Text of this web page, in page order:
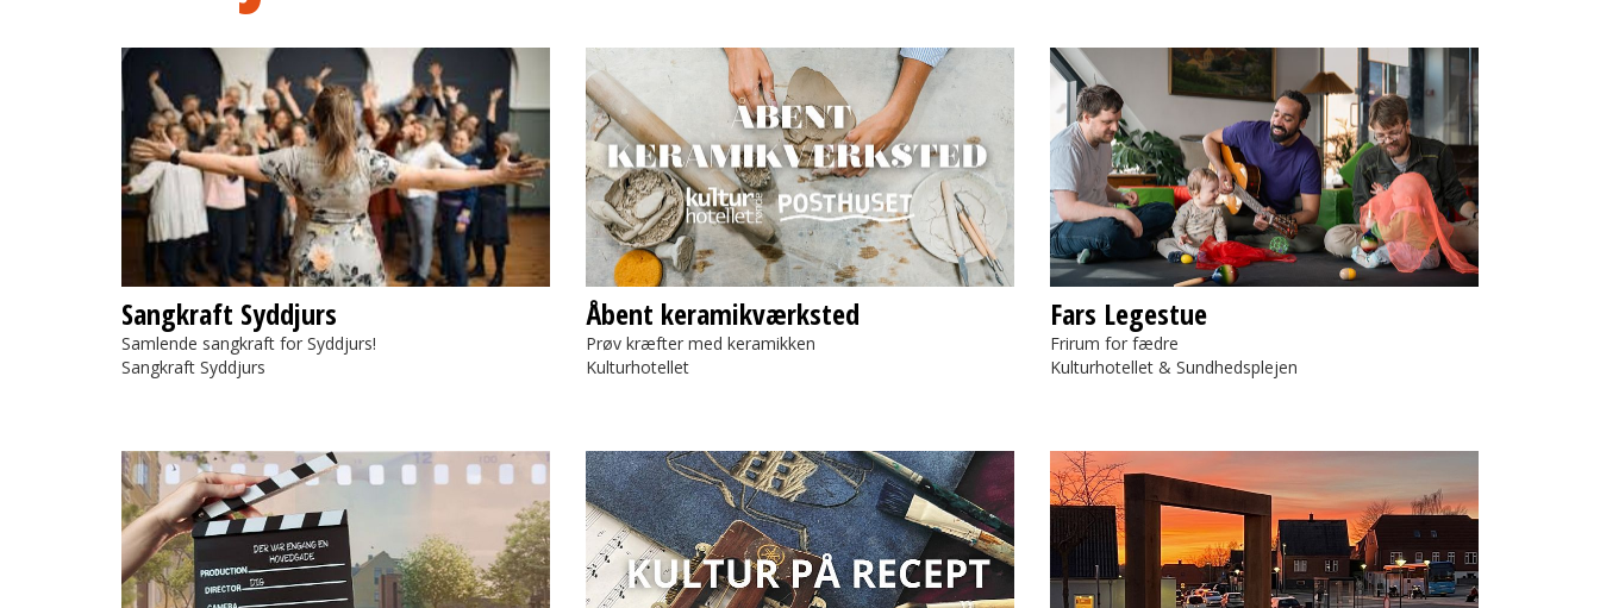
Sangkraft Syddjurs
Sangkraft Syddjurs
Samlende sangkraft for Syddjurs!
Sangkraft Syddjurs
Åbent keramikværksted
Åbent keramikværksted
Prøv kræfter med keramikken
Kulturhotellet
Fars Legestue
Fars Legestue
Frirum for fædre
Kulturhotellet & Sundhedsplejen
Kortfilmskonkurrence Kultur på Recept Porten til Paradis